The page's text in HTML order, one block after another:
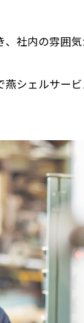
社内の雰囲気
シェルサービ